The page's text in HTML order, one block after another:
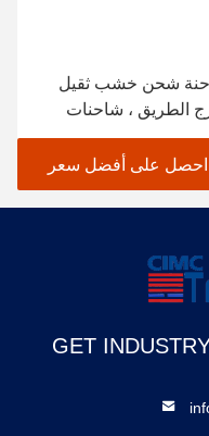
شحن خشب ثقيل
الطريق ، شاحنات
خشب مع عمود خشب
الزاوية
احصل على أفضل سعر
GET